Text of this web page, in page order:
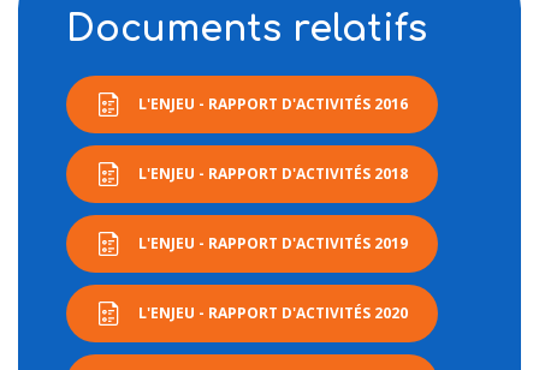
Documents relatifs
L'ENJEU - RAPPORT D'ACTIVITÉS 2016
L'ENJEU - RAPPORT D'ACTIVITÉS 2018
L'ENJEU - RAPPORT D'ACTIVITÉS 2019
L'ENJEU - RAPPORT D'ACTIVITÉS 2020